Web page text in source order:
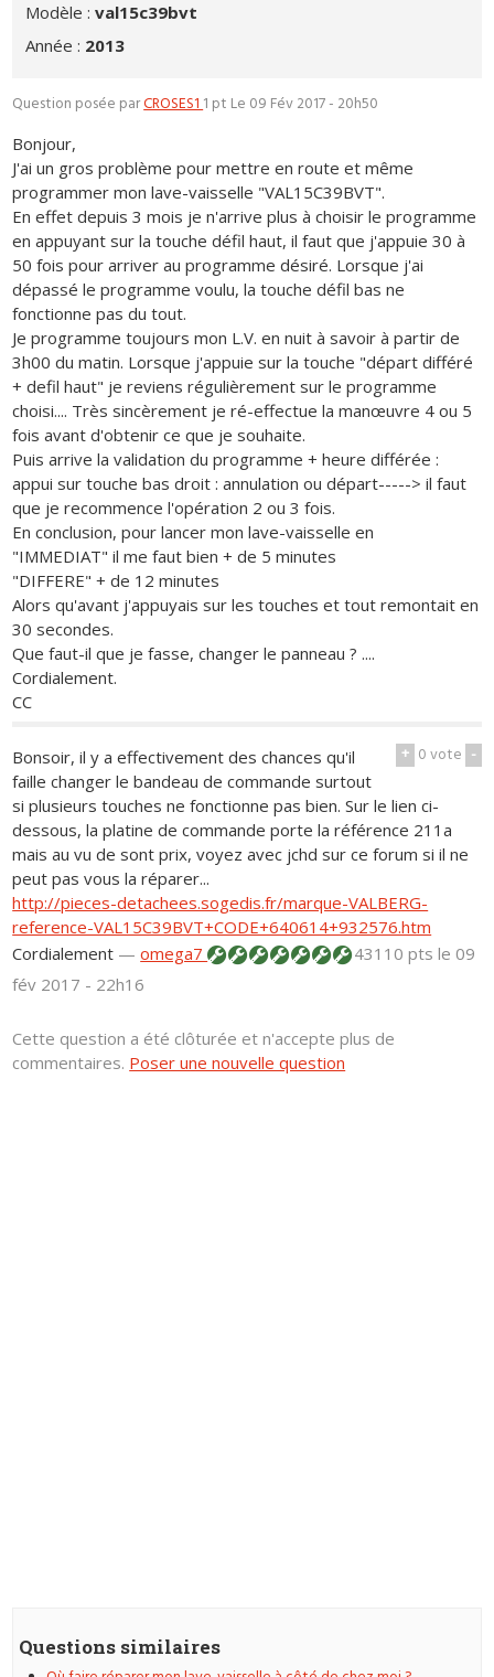
Modèle :val15c39bvt
Année : 2013
Question posée parCROSES11 pt Le 09 Fév 2017 - 20h50
Bonjour,
J'ai un gros problème pour mettre en route et même
programmer mon lave-vaisselle "VAL15C39BVT".
En effet depuis 3 mois je n'arrive plus à choisir le programme
en appuyant sur la touche défil haut, il faut que j'appuie 30 à
50 fois pour arriver au programme désiré. Lorsque j'ai
dépassé le programme voulu, la touche défil bas ne
fonctionne pas du tout.
Je programme toujours mon L.V. en nuit à savoir à partir de
3h00 du matin. Lorsque j'appuie sur la touche "départ différé
+ defil haut" je reviens régulièrement sur le programme
choisi.... Très sincèrement je ré-effectue la manœuvre 4 ou 5
fois avant d'obtenir ce que je souhaite.
Puis arrive la validation du programme + heure différée :
appui sur touche bas droit : annulation ou départ-----> il faut
que je recommence l'opération 2 ou 3 fois.
En conclusion, pour lancer mon lave-vaisselle en
"IMMEDIAT" il me faut bien + de 5 minutes
"DIFFERE" + de 12 minutes
Alors qu'avant j'appuyais sur les touches et tout remontait en
30 secondes.
Que faut-il que je fasse, changer le panneau ? ....
Cordialement.
CC
+ 0vote -
Bonsoir, il y a effectivement des chances qu'il
faille changer le bandeau de commande surtout
si plusieurs touches ne fonctionne pas bien. Sur le lien ci-
dessous, la platine de commande porte la référence 211a
mais au vu de sont prix, voyez avec jchd sur ce forum si il ne
peut pas vous la réparer...
http://pieces-detachees.sogedis.fr/marque-VALBERG-
reference-VAL15C39BVT+CODE+640614+932576.htm
Cordialement —omega7 43110 ptsle 09
fév 2017 - 22h16
Cette question a été clôturée et n'accepte plus de
commentaires. Poser une nouvelle question
Questions similaires